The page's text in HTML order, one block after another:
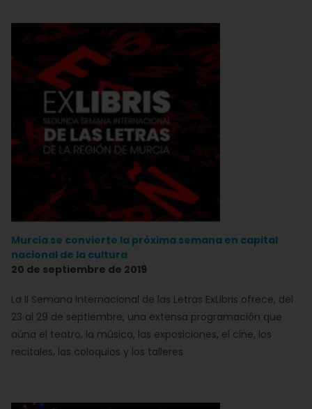
Murcia se convierte la próxima semana en capital
nacional de la cultura
20 de septiembre de 2019
La II Semana Internacional de las Letras ExLibris ofrece, del
23 al 29 de septiembre, una extensa programación que
aúna el teatro, la música, las exposiciones, el cine, los
recitales, los coloquios y los talleres